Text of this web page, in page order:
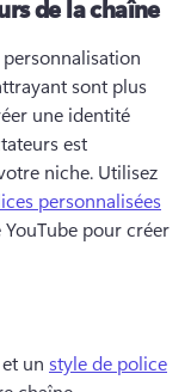
de la chaîne
personnalisation
sont plus
une identité
est
niche. Utilisez
personnalisées
pour créer
un style de police